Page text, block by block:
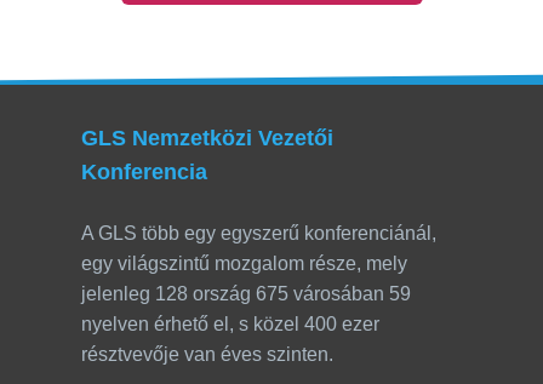
GLS Nemzetközi Vezetői
Konferencia
A GLS több egy egyszerű konferenciánál,
egy világszintű mozgalom része, mely
jelenleg 128 ország 675 városában 59
nyelven érhető el, s közel 400 ezer
résztvevője van éves szinten.